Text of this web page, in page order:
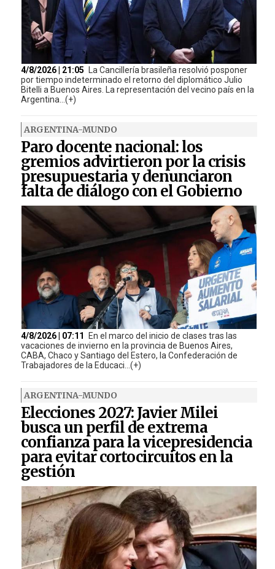
4/8/2026 | 21:05
La Cancillería brasileña resolvió posponer
por tiempo indeterminado el retorno del diplomático Julio
Bitelli a Buenos Aires. La representación del vecino país en la
Argentina...(+)
ARGENTINA-MUNDO
Paro docente nacional: los
gremios advirtieron por la crisis
presupuestaria y denunciaron
falta de diálogo con el Gobierno
4/8/2026 | 07:11
En el marco del inicio de clases tras las
vacaciones de invierno en la provincia de Buenos Aires,
CABA, Chaco y Santiago del Estero, la Confederación de
Trabajadores de la Educaci...(+)
ARGENTINA-MUNDO
Elecciones 2027: Javier Milei
busca un perfil de extrema
confianza para la vicepresidencia
para evitar cortocircuitos en la
gestión